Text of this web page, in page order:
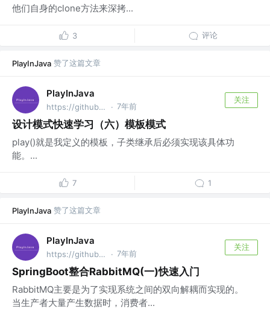
他们自身的clone方法来深拷...
3 评论
PlayInJava 赞了这篇文章
PlayInJava
https://github.com/fantj2016/java-reader @alibaba · 7年前
关注
设计模式快速学习（六）模板模式
play()就是我定义的模板，子类继承后必须实现该具体功
能。...
7 1
PlayInJava 赞了这篇文章
PlayInJava
https://github.com/fantj2016/java-reader @alibaba · 7年前
关注
SpringBoot整合RabbitMQ(一)快速入门
RabbitMQ主要是为了实现系统之间的双向解耦而实现的。
当生产者大量产生数据时，消费者...